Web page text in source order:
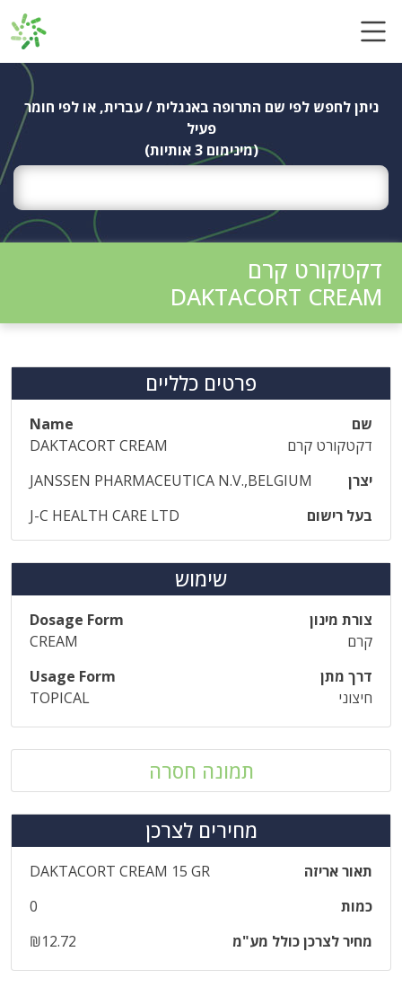
ניתן לחפש לפי שם התרופה באנגלית / עברית, או לפי חומר
פעיל
(מינימום 3 אותיות)
דקטקורט קרם
DAKTACORT CREAM
פרטים כלליים
שם
Name
דקטקורט קרם
DAKTACORT CREAM
יצרן
JANSSEN PHARMACEUTICA N.V.,BELGIUM
בעל רישום
J-C HEALTH CARE LTD
שימוש
צורת מינון
Dosage Form
קרם
CREAM
דרך מתן
Usage Form
חיצוני
TOPICAL
תמונה חסרה
מחירים לצרכן
תאור אריזה
DAKTACORT CREAM 15 GR
כמות
0
מחיר לצרכן כולל מע"מ
₪12.72